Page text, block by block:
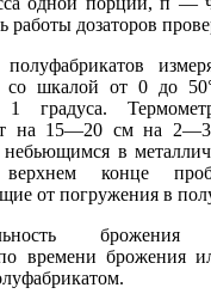
работы дозаторов
полуфабрикатов
со шкалой от 0 до
1 градуса.
на 15—20 см на
в
конце
от погружения в
брожения
времени брожения